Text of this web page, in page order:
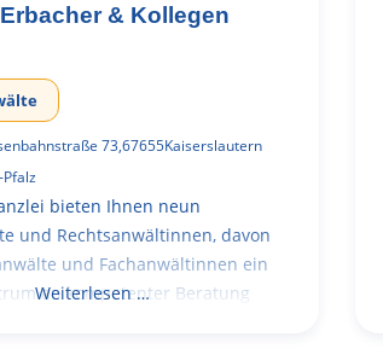
& Kollegen
73,67655Kaiserslautern
Pfalz
bieten Ihnen neun
und Rechtsanwältinnen, davon
und Fachanwältinnen ein
an kompetenter Beratung
Weiterlesen …